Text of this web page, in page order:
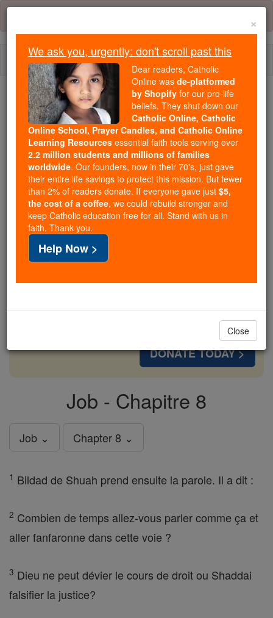
Skip
content
Because of You, 2.2 Million
Students Are Being Formed in the
Faith
Because of generous supporters like you,
Catholic Online School has already delivered
free, faithful Catholic education to over 2.2
million students across 193 countries. In an age
of noise and algorithms, you are helping form
souls with truth, prayer, Scripture, and Christ.
If everyone who reads this gave just $5 — the
free for all. Be Courageous. Be Catholic. Stand
DONATE TODAY >
Job - Chapitre 8
Job ⌄ Chapter 8 ⌄
1 Bildad de Shuah prend ensuite la parole. Il a dit :
2 Combien de temps allez-vous parler comme ça et
aller fanfaronne dans cette voie ?
3 Dieu ne peut dévier le cours de droit ou Shaddai
falsifier la justice?
×
We ask you, urgently: don't scroll past this
Dear readers, Catholic
Online was de-platformed
by Shopify for our pro-life
beliefs. They shut down our
Catholic Online, Catholic
Online School, Prayer Candles, and Catholic Online
Learning Resources essential faith tools serving over
2.2 million students and millions of families
worldwide. Our founders, now in their 70's, just gave
their entire life savings to protect this mission. But fewer
than 2% of readers donate. If everyone gave just $5,
the cost of a coffee, we could rebuild stronger and
keep Catholic education free for all. Stand with us in
faith. Thank you.
Help Now >
Close